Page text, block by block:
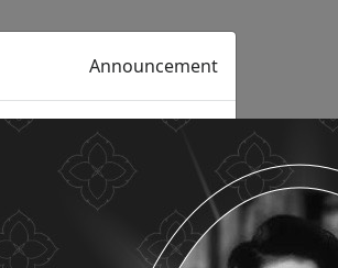
Announcement